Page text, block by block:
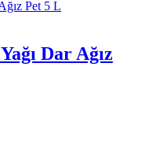
Dar Ağız